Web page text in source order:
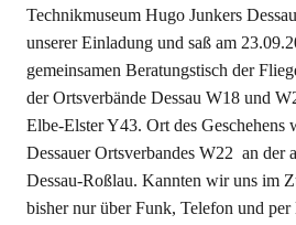
Technikmuseum Hugo Junkers
unserer Einladung und saß am
gemeinsamen Beratungstisch der
der Ortsverbände Dessau W18 und
Elbe-Elster Y43. Ort des Geschehens
Dessauer Ortsverbandes W22 an der
Dessau-Roßlau. Kannten wir uns im
bisher nur über Funk, Telefon und